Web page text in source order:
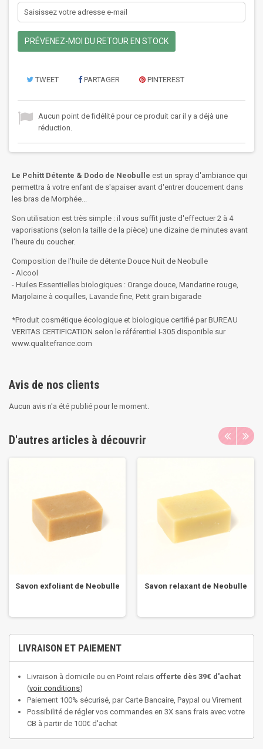
PRÉVENEZ-MOI DU RETOUR EN STOCK
TWEET PARTAGER PINTEREST
Aucun point de fidélité pour ce produit car il y a déjà une
réduction.
Le Pchitt Détente & Dodo de Neobulle est un spray d'ambiance qui
permettra à votre enfant de s'apaiser avant d'entrer doucement dans
les bras de Morphée...
Son utilisation est très simple : il vous suffit juste d'effectuer 2 à 4
vaporisations (selon la taille de la pièce) une dizaine de minutes avant
l'heure du coucher.
Composition de l'huile de détente Douce Nuit de Neobulle
- Alcool
- Huiles Essentielles biologiques : Orange douce, Mandarine rouge,
Marjolaine à coquilles, Lavande fine, Petit grain bigarade
*Produit cosmétique écologique et biologique certifié par BUREAU
VERITAS CERTIFICATION selon le référentiel I-305 disponible sur
www.qualitefrance.com
Avis de nos clients
Aucun avis n'a été publié pour le moment.
D'autres articles à découvrir
Savon exfoliant de Neobulle Savon relaxant de Neobulle
LIVRAISON ET PAIEMENT
Livraison à domicile ou en Point relais offerte dès 39€ d'achat
(voir conditions)
Paiement 100% sécurisé, par Carte Bancaire, Paypal ou Virement
Possibilité de régler vos commandes en 3X sans frais avec votre
CB à partir de 100€ d'achat